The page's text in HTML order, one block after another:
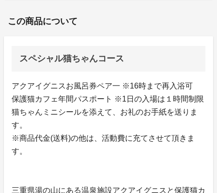
この商品について
スペシャル猫ちゃんコース
アクアイグニスお風呂券ペア一 ※16時まで再入浴可
保護猫カフェ年間パスポート ※1日の入場は１時間制限
猫ちゃんミニシールを添えて、お礼のお手紙を送りま
す。
※商品代金(送料)の他は、活動費に充てさせて頂きま
す。
三重県湯の山にある温泉施設アクアイグニスと保護猫カ